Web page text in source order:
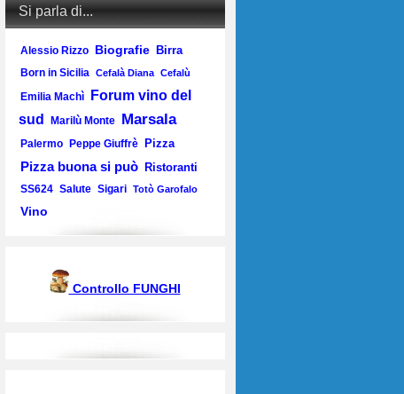
Si parla di...
Alessio Rizzo Biografie Birra
Born in Sicilia Cefalà Diana Cefalù
Emilia Machì
Forum vino del
sud
Marilù Monte Marsala
Palermo Peppe Giuffrè Pizza
Pizza buona si può Ristoranti
SS624 Salute Sigari Totò Garofalo
Vino
Controllo FUNGHI